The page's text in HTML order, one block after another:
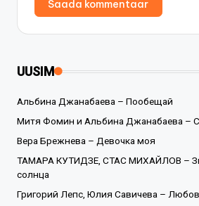
UUSIM
Альбина Джанабаева – Пообещай
Митя Фомин и Альбина Джанабаева –
Вера Брежнева – Девочка моя
ТАМАРА КУТИДЗЕ, СТАС МИХАЙЛОВ –
солнца
Григорий Лепс, Юлия Савичева –